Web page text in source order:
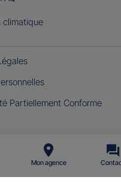
Mon agence
climatique
Partiellement Conforme